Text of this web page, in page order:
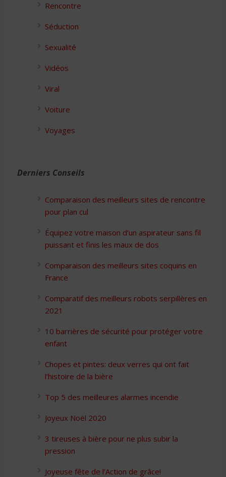
Rencontre
Séduction
Sexualité
Vidéos
Viral
Voiture
Voyages
Derniers Conseils
Comparaison des meilleurs sites de rencontre
pour plan cul
Équipez votre maison d’un aspirateur sans fil
puissant et finis les maux de dos
Comparaison des meilleurs sites coquins en
France
Comparatif des meilleurs robots serpillères en
2021
10 barrières de sécurité pour protéger votre
enfant
Chopes et pintes: deux verres qui ont fait
l’histoire de la bière
Top 5 des meilleures alarmes incendie
Joyeux Noël 2020
3 tireuses à bière pour ne plus subir la
pression
Joyeuse fête de l’Action de grâce!